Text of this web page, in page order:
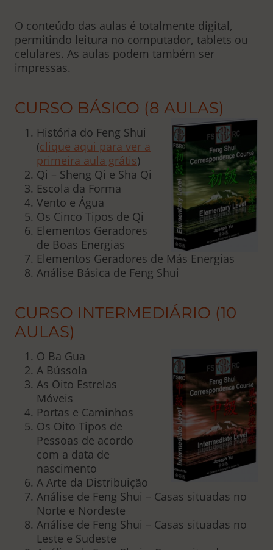
O conteúdo das aulas é totalmente digital,
permitindo leitura no computador, tablets ou
celulares. As aulas podem também ser
impressas.
CURSO BÁSICO (8 AULAS)
História do Feng Shui
(clique aqui para ver a
primeira aula grátis)
Qi – Sheng Qi e Sha Qi
Escola da Forma
Vento e Água
Os Cinco Tipos de Qi
Elementos Geradores
de Boas Energias
Elementos Geradores de Más Energias
Análise Básica de Feng Shui
CURSO INTERMEDIÁRIO (10
AULAS)
O Ba Gua
A Bússola
As Oito Estrelas
Móveis
Portas e Caminhos
Os Oito Tipos de
Pessoas de acordo
com a data de
nascimento
A Arte da Distribuição
Análise de Feng Shui – Casas situadas no
Norte e Nordeste
Análise de Feng Shui – Casas situadas no
Leste e Sudeste